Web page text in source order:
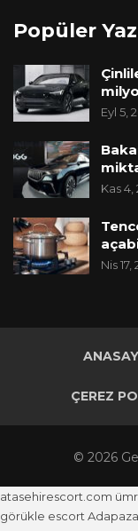
Popüler
Eyl 5,
Kas 4,
Nis 17,
ÇEREZ
© 2026
atasehirescort.com
görükle escort